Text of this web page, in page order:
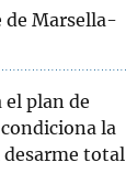
de Marsella-
el plan de
la
total